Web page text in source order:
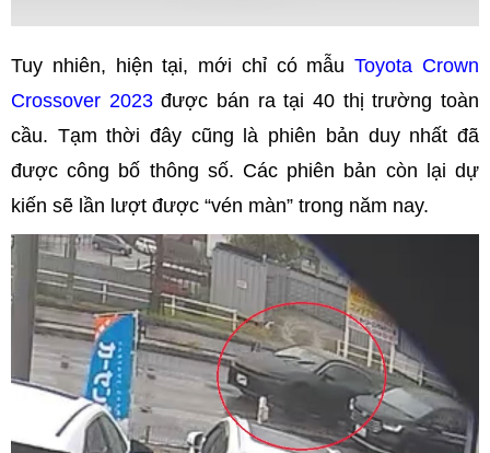
Tuy nhiên, hiện tại, mới chỉ có mẫuToyota Crown
Crossover 2023được bán ra tại 40 thị trường toàn
cầu. Tạm thời đây cũng là phiên bản duy nhất đã
được công bố thông số. Các phiên bản còn lại dự
kiến sẽ lần lượt được “vén màn” trong năm nay.